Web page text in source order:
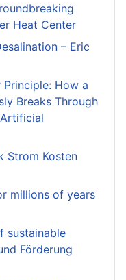
Heat Center
– Eric
Principle: How a
Breaks Through
Strom Kosten
millions of years
sustainable
Förderung